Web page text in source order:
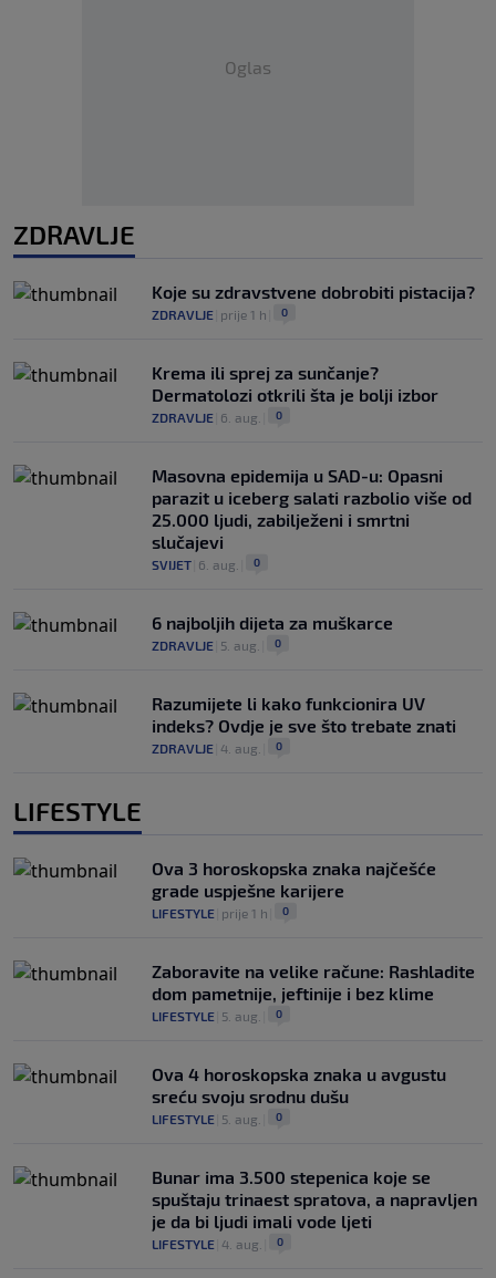
Oglas
ZDRAVLJE
Koje su zdravstvene dobrobiti pistacija?
ZDRAVLJE prije 1 h 0
Krema ili sprej za sunčanje?
Dermatolozi otkrili šta je bolji izbor
ZDRAVLJE 6. aug. 0
Masovna epidemija u SAD-u: Opasni
parazit u iceberg salati razbolio više od
25.000 ljudi, zabilježeni i smrtni
slučajevi
SVIJET 6. aug. 0
6 najboljih dijeta za muškarce
ZDRAVLJE 5. aug. 0
Razumijete li kako funkcionira UV
indeks? Ovdje je sve što trebate znati
ZDRAVLJE 4. aug. 0
LIFESTYLE
Ova 3 horoskopska znaka najčešće
grade uspješne karijere
LIFESTYLE prije 1 h 0
Zaboravite na velike račune: Rashladite
dom pametnije, jeftinije i bez klime
LIFESTYLE 5. aug. 0
Ova 4 horoskopska znaka u avgustu
sreću svoju srodnu dušu
LIFESTYLE 5. aug. 0
Bunar imа 3.500 stepenica koje se
spuštaju trinaest spratova, a napravljen
je da bi ljudi imali vode ljeti
LIFESTYLE 4. aug. 0